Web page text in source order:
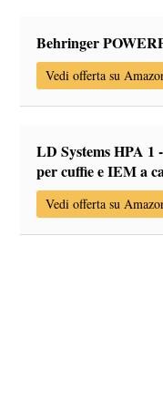
Behringer
Vedi offerta su
LD Systems HPA
per cuffie e IEM a
Vedi offerta su